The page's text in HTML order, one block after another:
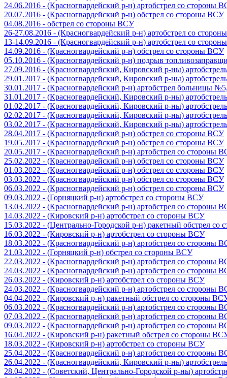
24.06.2016 - (Красногвардейский р-н) артобстрел со стороны
20.07.2016 - (Красногвардейский р-н) обстрел со стороны ВСУ
04.08.2016 - обстрел со стороны ВСУ
26-27.08.2016 - (Красногвардейский р-н) артобстрел со
13-14.09.2016 - (Красногвардейский р-н) артобстрел со
14.09.2016 - (Красногвардейский р-н) обстрел со стороны ВСУ
05.10.2016 - (Красногвардейский р-н) подрыв
27.09.2016 - (Красногвардейский, Кировский р-ны)
29.01.2017 - (Красногвардейский, Кировский р-ны)
30.01.2017 - (Красногвардейский р-н) артобстрел больницы
31.01.2017 - (Красногвардейский, Кировский р-ны)
01.02.2017 - (Красногвардейский, Кировский р-ны)
02.02.2017 - (Красногвардейский, Кировский р-ны)
03.02.2017 - (Красногвардейский, Кировский р-ны)
28.04.2017 - (Красногвардейский р-н) обстрел со стороны ВСУ
19.05.2017 - (Красногвардейский р-н) обстрел со стороны ВСУ
20.05.2017 - (Красногвардейский р-н) артобстрел со стороны
25.02.2022 - (Красногвардейский р-н) обстрел со стороны ВСУ
01.03.2022 - (Красногвардейский р-н) обстрел со стороны ВСУ
03.03.2022 - (Красногвардейский р-н) обстрел со стороны ВСУ
06.03.2022 - (Красногвардейский р-н) обстрел со стороны ВСУ
09.03.2022 - (Горняцкий р-н) артобстрел со стороны ВСУ
13.03.2022 - (Красногвардейский р-н) артобстрел со стороны
14.03.2022 - (Кировский р-н) артобстрел со стороны ВСУ
15.03.2022 - (Центрально-Городской р-н) ракетный обстрел со
16.03.2022 - (Кировский р-н) артобстрел со стороны ВСУ
18.03.2022 - (Красногвардейский р-н) артобстрел со стороны
21.03.2022 - (Горняцкий р-н) обстрел со стороны ВСУ
22.03.2022 - (Красногвардейский р-н) артобстрел со стороны
24.03.2022 - (Красногвардейский р-н) артобстрел со стороны
26.03.2022 - (Кировский р-н) артобстрел со стороны ВСУ
24.03.2022 - (Красногвардейский р-н) артобстрел со стороны
04.04.2022 - (Кировский р-н) ракетный обстрел со стороны
06.03.2022 - (Красногвардейский р-н) артобстрел со стороны
07.03.2022 - (Красногвардейский р-н) артобстрел со стороны
09.03.2022 - (Красногвардейский р-н) артобстрел со стороны
16.04.2022 - (Кировский р-н) ракетный обстрел со стороны
18.03.2022 - (Кировский р-н) артобстрел со стороны ВСУ
25.04.2022 - (Красногвардейский р-н) артобстрел со стороны
26.04.2022 - (Красногвардейский, Кировский р-ны)
28.04.2022 - (Советский, Центрально-Городской р-ны)